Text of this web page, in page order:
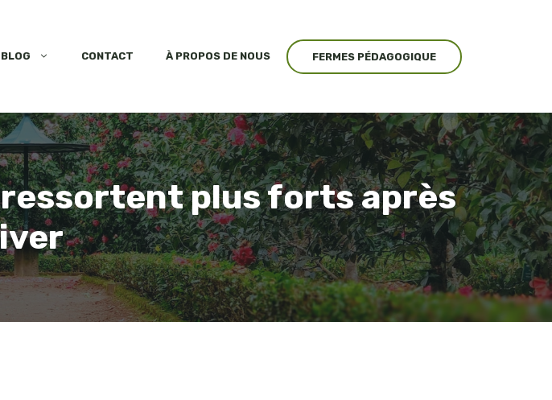
BLOG CONTACT À PROPOS DE NOUS FERMES PÉDAGOGIQUE
plus forts après